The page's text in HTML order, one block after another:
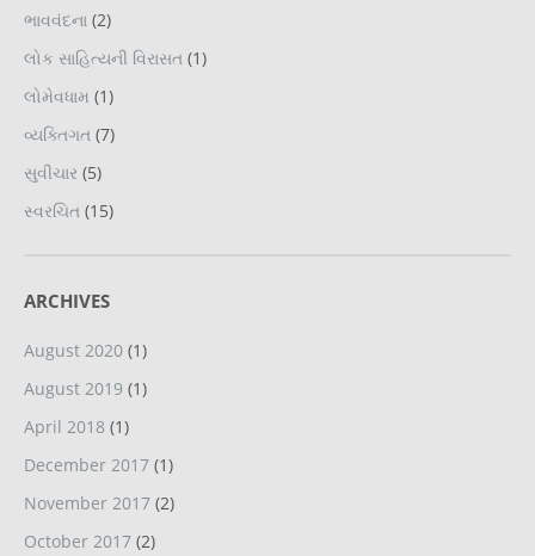
ભાવવંદના (2)
લોક સાહિત્યની વિરાસત (1)
લોમેવધામ (1)
વ્યક્તિગત (7)
સુવીચાર (5)
સ્વરચિત (15)
ARCHIVES
August 2020 (1)
August 2019 (1)
April 2018 (1)
December 2017 (1)
November 2017 (2)
October 2017 (2)